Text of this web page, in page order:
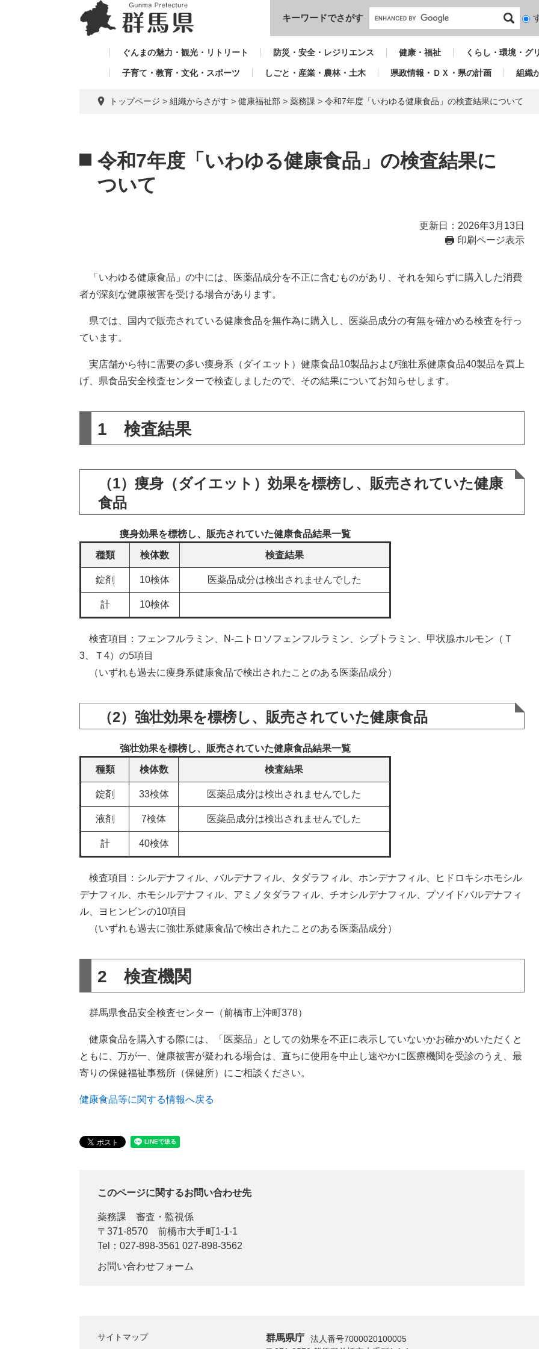
本文へ
キーワードでさがす
検
対
ぐんまの魅力・観光・リトリート 防災・安全・レジリエンス 健康・福祉 くらし・環境・グ
子育て・教育・文化・スポーツ しごと・産業・農林・土木 県政情報・ＤＸ・県の計画 組織
トップページ > 組織からさがす > 健康福祉部 > 薬務課 > 令和7年度「いわゆる健康食品」の検査結果について
文
令和7年度「いわゆる健康食品」の検査結果に
ついて
更新日：2026年3月13日
印刷ページ表示
「いわゆる健康食品」の中には、医薬品成分を不正に含むものがあり、それを知らずに購入した消費
者が深刻な健康被害を受ける場合があります。
県では、国内で販売されている健康食品を無作為に購入し、医薬品成分の有無を確かめる検査を行っ
ています。
実店舗から特に需要の多い痩身系（ダイエット）健康食品10製品および強壮系健康食品40製品を買上
げ、県食品安全検査センターで検査しましたので、その結果についてお知らせします。
1 検査結果
（1）痩身（ダイエット）効果を標榜し、販売されていた健康
食品
痩身効果を標榜し、販売されていた健康食品結果一覧
種類 検体数 検査結果
錠剤 10検体 医薬品成分は検出されませんでした
計 10検体
検査項目：フェンフルラミン、N-ニトロソフェンフルラミン、シブトラミン、甲状腺ホルモン（Ｔ
3、Ｔ4）の5項目
（いずれも過去に痩身系健康食品で検出されたことのある医薬品成分）
（2）強壮効果を標榜し、販売されていた健康食品
強壮効果を標榜し、販売されていた健康食品結果一覧
種類 検体数 検査結果
錠剤 33検体 医薬品成分は検出されませんでした
液剤 7検体 医薬品成分は検出されませんでした
計 40検体
検査項目：シルデナフィル、バルデナフィル、タダラフィル、ホンデナフィル、ヒドロキシホモシル
デナフィル、ホモシルデナフィル、アミノタダラフィル、チオシルデナフィル、プソイドバルデナフィ
ル、ヨヒンビンの10項目
（いずれも過去に強壮系健康食品で検出されたことのある医薬品成分）
2 検査機関
群馬県食品安全検査センター（前橋市上沖町378）
健康食品を購入する際には、「医薬品」としての効果を不正に表示していないかお確かめいただくと
ともに、万が一、健康被害が疑われる場合は、直ちに使用を中止し速やかに医療機関を受診のうえ、最
寄りの保健福祉事務所（保健所）にご相談ください。
健康食品等に関する情報へ戻る
このページに関するお問い合わせ先
薬務課
審査・監視係
〒371-8570
前橋市大手町1-1-1
Tel：027-898-3561 027-898-3562
お問い合わせフォーム
サイトマップ 群馬県庁
法人番号7000020100005